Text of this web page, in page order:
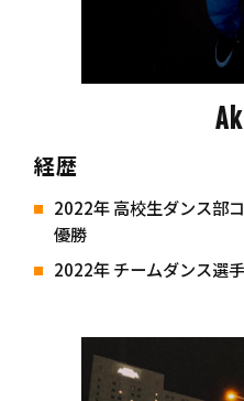
経歴
2022年 高校生ダンス部
優勝
2022年 チームダンス選